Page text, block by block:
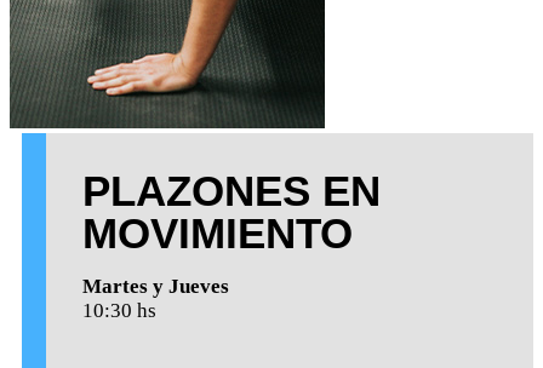
PLAZONES EN
MOVIMIENTO
Martes y Jueves
10:30 hs